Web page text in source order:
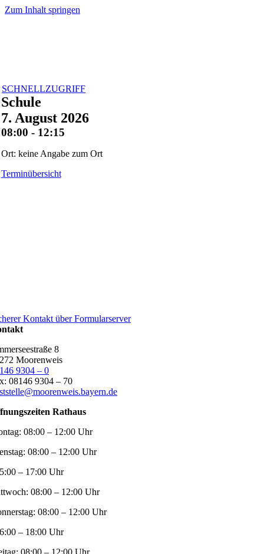
Zum Inhalt springen
SCHNELLZUGRIFF
Schule
7. August 2026
08:00 - 12:15
Ort: keine Angabe zum Ort
Terminübersicht
Kontakt über Formularserver
8
Moorenweis
9304 – 0
08146 9304 – 70
Rathaus
08:00 – 12:00 Uhr
08:00 – 12:00 Uhr
– 17:00 Uhr
08:00 – 12:00 Uhr
08:00 – 12:00 Uhr
– 18:00 Uhr
08:00 – 12:00 Uhr